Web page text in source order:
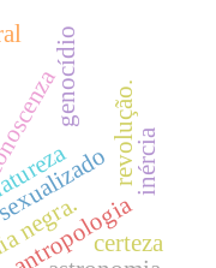
negra.
genocídio
antropologia
revolução.
certeza
inércia